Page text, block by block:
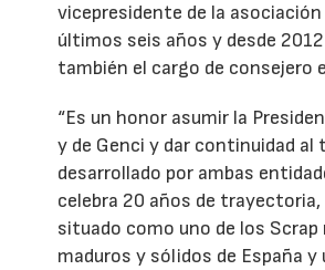
vicepresidente de la
últimos seis años y desde
también el cargo de consejero
“Es un honor asumir la
y de Genci y dar continuidad al
desarrollado por ambas
celebra 20 años de trayectoria,
situado como uno de los Scrap
maduros y sólidos de España